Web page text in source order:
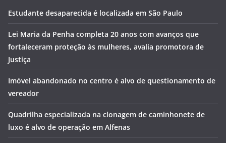
Estudante desaparecida é localizada em São Paulo
Lei Maria da Penha completa 20 anos com avanços que
fortaleceram proteção às mulheres, avalia promotora de
Justiça
Imóvel abandonado no centro é alvo de questionamento de
vereador
Quadrilha especializada na clonagem de caminhonete de
luxo é alvo de operação em Alfenas